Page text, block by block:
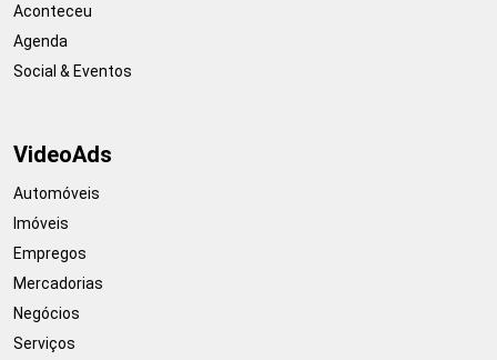
Aconteceu
Agenda
Social & Eventos
VideoAds
Automóveis
Imóveis
Empregos
Mercadorias
Negócios
Serviços